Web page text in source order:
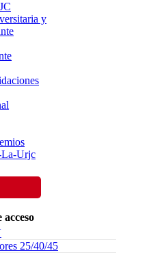
y
La-Urjc
acceso
25/40/45